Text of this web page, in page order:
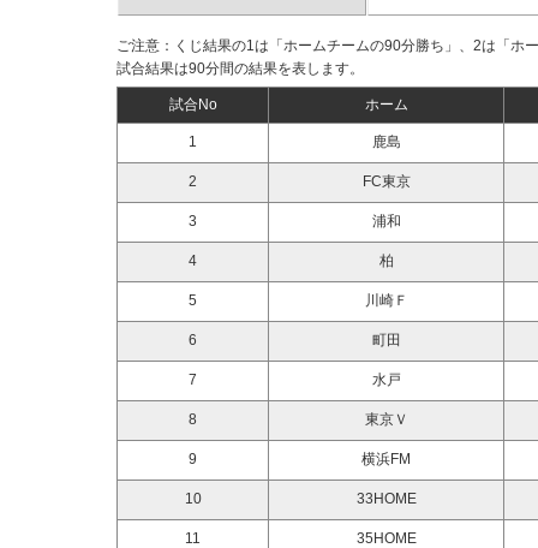
ご注意：くじ結果の1は「ホームチームの90分勝ち」、2は「ホ
試合結果は90分間の結果を表します。
試合No ホーム
1 鹿島
2 FC東京
3 浦和
4 柏
5 川崎Ｆ
6 町田
7 水戸
8 東京Ｖ
9 横浜FM
10 33HOME
11 35HOME